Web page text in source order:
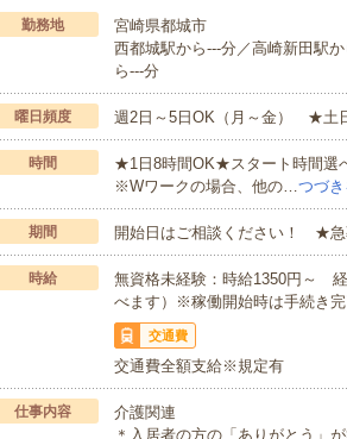
勤務地
宮崎県都城市
西都城駅から---分／高崎新田駅
ら---分
曜日頻度 週2日～5日OK（月～金） ★土
時間
★1日8時間OK★スタート時間選
※Wワークの場合、他の…つづ
期間 開始日はご相談ください！ ★
時給
無資格未経験：時給1350円～
べます）※稼働開始時は手続き完
交通費
交通費全額支給※規定有
仕事内容
介護関連
＊入居者の方の「ありがとう」